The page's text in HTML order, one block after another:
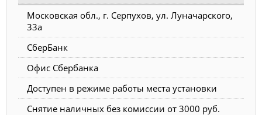
Московская обл., г. Серпухов, ул. Луначарского,
33а
СберБанк
Офис Сбербанка
Доступен в режиме работы места установки
Снятие наличных без комиссии от 3000 руб.